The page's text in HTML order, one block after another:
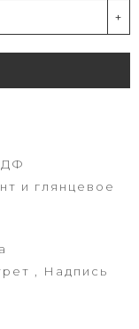
+
и глянцевое
, Надпись